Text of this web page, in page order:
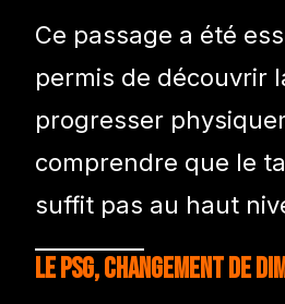
Ce passage a été
permis de découvrir
progresser
comprendre que le
suffit pas au haut
Le PSG, changement de